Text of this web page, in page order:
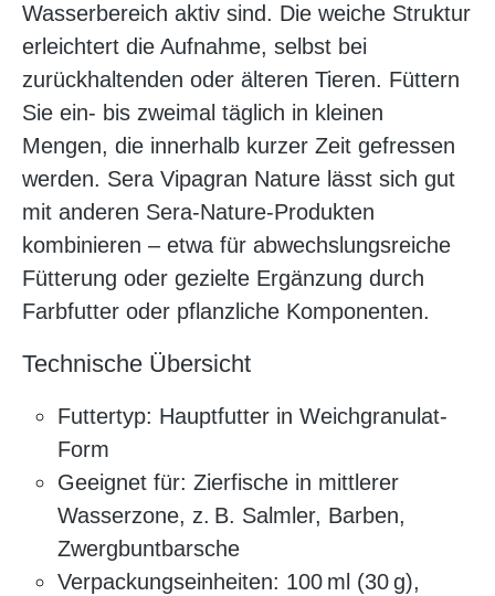
Wasserbereich aktiv sind. Die weiche Struktur
erleichtert die Aufnahme, selbst bei
zurückhaltenden oder älteren Tieren. Füttern
Sie ein- bis zweimal täglich in kleinen
Mengen, die innerhalb kurzer Zeit gefressen
werden. Sera Vipagran Nature lässt sich gut
mit anderen Sera-Nature-Produkten
kombinieren – etwa für abwechslungsreiche
Fütterung oder gezielte Ergänzung durch
Farbfutter oder pflanzliche Komponenten.
Technische Übersicht
Futtertyp: Hauptfutter in Weichgranulat-
Form
Geeignet für: Zierfische in mittlerer
Wasserzone, z. B. Salmler, Barben,
Zwergbuntbarsche
Verpackungseinheiten: 100 ml (30 g),